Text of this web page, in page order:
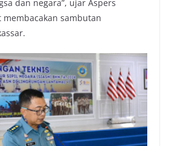
dan negara”, ujar Aspers
membacakan sambutan